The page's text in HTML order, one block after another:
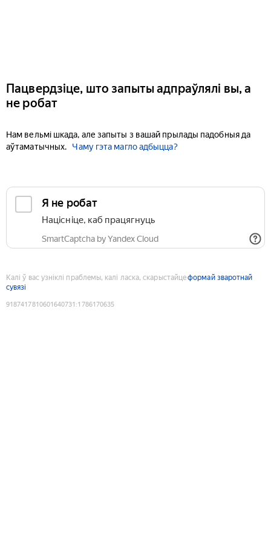
Пацвердзіце, што запыты адпраўлялі вы, а
не робат
Нам вельмі шкада, але запыты з вашай прылады падобныя да
аўтаматычных.
Чаму гэта магло адбыцца?
Я не робат
Націсніце, каб працягнуць
SmartCaptcha by Yandex Cloud
Калі ў вас узніклі праблемы, калі ласка, скарыстайцеформай зваротнай
сувязі
9187417810601640731 :1786170635